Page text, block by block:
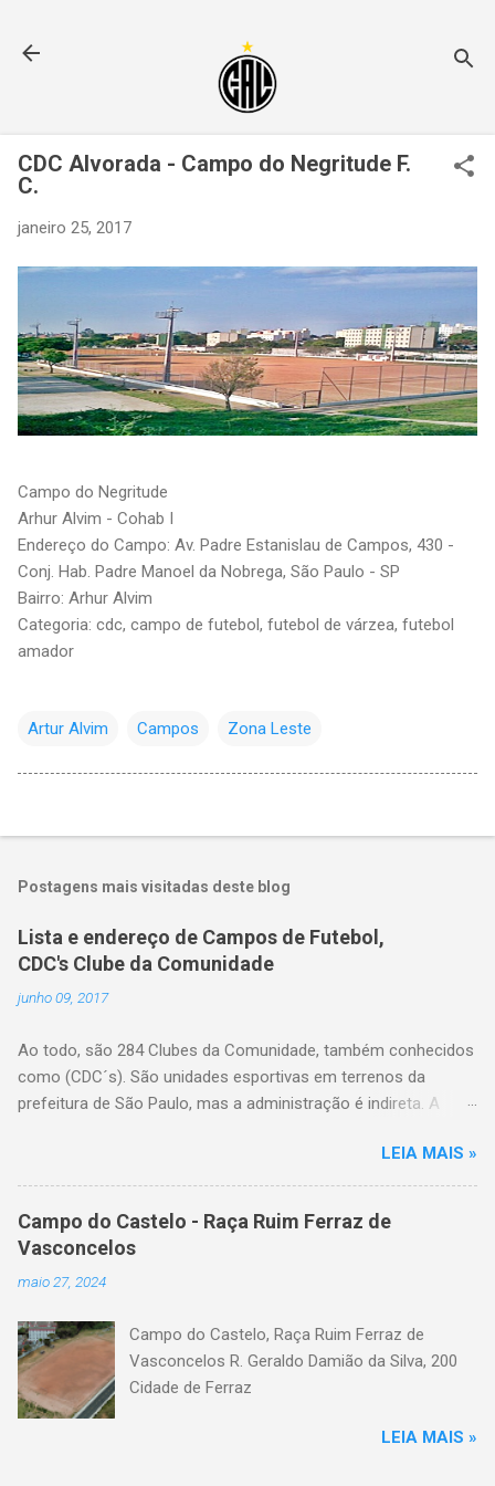
CDC Alvorada - Campo do Negritude F.
C.
janeiro 25, 2017
Campo do Negritude
Arhur Alvim - Cohab I
Endereço do Campo: Av. Padre Estanislau de Campos, 430 -
Conj. Hab. Padre Manoel da Nobrega, São Paulo - SP
Bairro: Arhur Alvim
Categoria: cdc, campo de futebol, futebol de várzea, futebol
amador
Artur Alvim Campos Zona Leste
Postagens mais visitadas deste blog
Lista e endereço de Campos de Futebol,
CDC's Clube da Comunidade
junho 09, 2017
Ao todo, são 284 Clubes da Comunidade, também conhecidos
como (CDC´s). São unidades esportivas em terrenos da
prefeitura de São Paulo, mas a administração é indireta. A
com reconhecida vocação no trabalho esportivo, legalmente
constituídos em forma de associação comunitária ou e eleitos
pela própria população do bairro. A Secretaria de Esportes
coordena o processo de eleição das entidades que farão esta
atividades no calendário destes espaços, além de realizar
necessário. Lista dos Clubes da Comunidade de São Paulo,
relação separados por bairros: - Aricanduva CDC Waldemar
Moreno Rua Azevedo e Brito, 42 CDC Jardim Textil Rua Balique,
99 CDC Angelo Roseli Rua Professora Alzira de Oliveira Gilioli,
10 A CDC Roberto Jorge Pça. Leão X, 130 CDC Augusto
LEIA MAIS »
Campo do Castelo - Raça Ruim Ferraz de
Vasconcelos
maio 27, 2024
Campo do Castelo, Raça Ruim Ferraz de
Vasconcelos R. Geraldo Damião da Silva, 200
Cidade de Ferraz
LEIA MAIS »